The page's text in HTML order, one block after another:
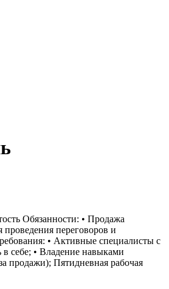
Обязанности: • Продажа
переговоров и
• Активные специалисты с
себе; • Владение навыками
продажи); Пятидневная рабочая